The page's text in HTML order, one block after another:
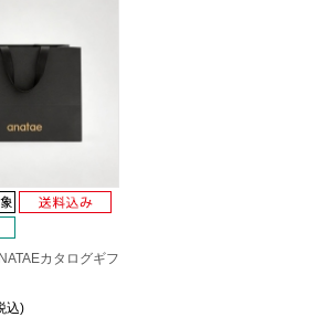
カタログギフ
込)